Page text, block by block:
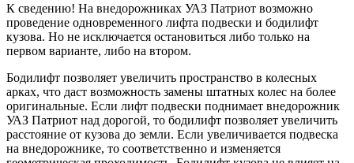
К сведению! На внедорожниках УАЗ Патриот возможно
проведение одновременного лифта подвески и бодилифт
кузова. Но не исключается остановиться либо только на
первом варианте, либо на втором.
Бодилифт позволяет увеличить пространство в колесных
арках, что даст возможность замены штатных колес на более
оригинальные. Если лифт подвески поднимает внедорожник
УАЗ Патриот над дорогой, то бодилифт позволяет увеличить
расстояние от кузова до земли. Если увеличивается подвеска
на внедорожнике, то соответственно и изменяется